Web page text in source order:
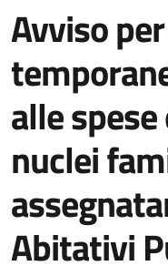
Avviso
alle
nuclei
Abitativi